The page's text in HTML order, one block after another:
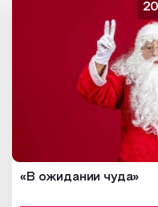
«В ожидании чуда»